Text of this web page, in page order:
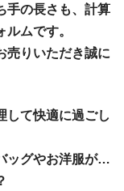
手の長さも、計算
ムです。
売りいただき誠に
して快適に過ごし
ッグやお洋服が…